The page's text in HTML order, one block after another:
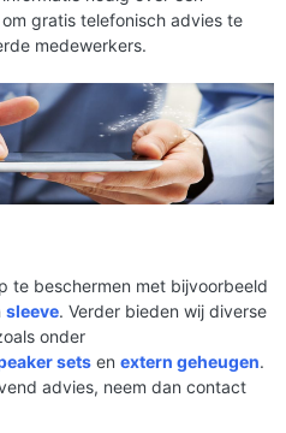
gratis telefonisch advies te
medewerkers.
te beschermen met bijvoorbeeld
sleeve. Verder bieden wij diverse
onder
sets en extern geheugen.
advies, neem dan contact